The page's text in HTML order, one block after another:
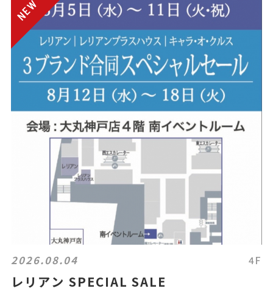
2026.08.04 4F
レリアン SPECIAL SALE